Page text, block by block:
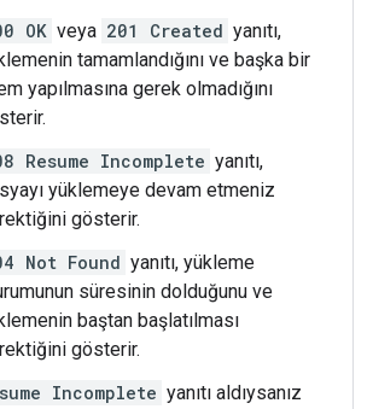
OK veya 201 Created yanıtı,
tamamlandığını ve başka bir
yapılmasına gerek olmadığını
Resume Incomplete yanıtı,
yüklemeye devam etmeniz
gösterir.
Not Found yanıtı, yükleme
süresinin dolduğunu ve
baştan başlatılması
gösterir.
Incomplete yanıtı aldıysanız